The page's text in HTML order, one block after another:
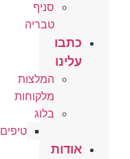
סניף
טבריה
כתבו
עלינו
המלצות
מלקוחות
בלוג
טיפים
אודות